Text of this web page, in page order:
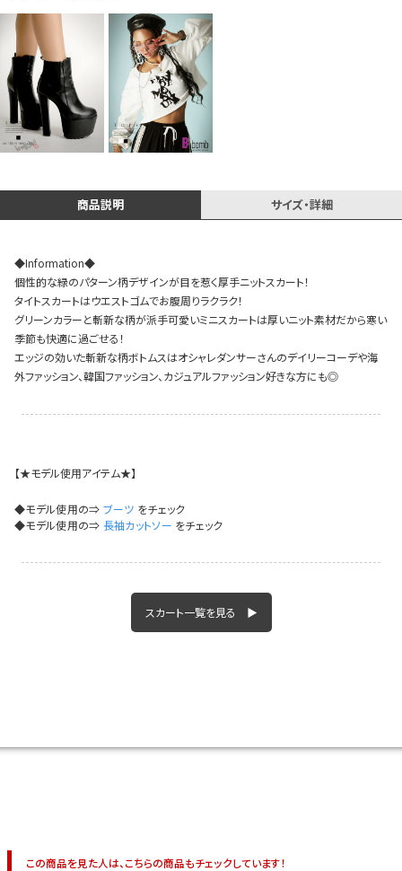
Instagram LIVE items
スタッフコーディネート
イベント一覧
商品説明 サイズ・詳細
◆Information◆
個性的な緑のパターン柄デザインが目を惹く厚手ニットスカート！
タイトスカートはウエストゴムでお腹周りラクラク！
グリーンカラーと斬新な柄が派手可愛いミニスカートは厚いニット素材だから寒い
季節も快適に過ごせる！
エッジの効いた斬新な柄ボトムスはオシャレダンサーさんのデイリーコーデや海
外ファッション、韓国ファッション、カジュアルファッション好きな方にも◎
【★モデル使用アイテム★】
◆モデル使用の⇒ ブーツ をチェック
◆モデル使用の⇒ 長袖カットソー をチェック
スカート一覧を見る ▶
この商品を見た人は、こちらの商品もチェックしています！